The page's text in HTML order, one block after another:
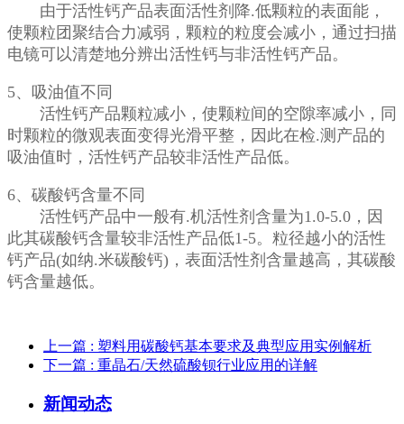
由于活性钙产品表面活性剂降.低颗粒的表面能，
使颗粒团聚结合力减弱，颗粒的粒度会减小，通过扫描
电镜可以清楚地分辨出活性钙与非活性钙产品。
5、吸油值不同
活性钙产品颗粒减小，使颗粒间的空隙率减小，同
时颗粒的微观表面变得光滑平整，因此在检.测产品的
吸油值时，活性钙产品较非活性产品低。
6、碳酸钙含量不同
活性钙产品中一般有.机活性剂含量为1.0-5.0，因
此其碳酸钙含量较非活性产品低1-5。粒径越小的活性
钙产品(如纳.米碳酸钙)，表面活性剂含量越高，其碳酸
钙含量越低。
上一篇 : 塑料用碳酸钙基本要求及典型应用实例解析
下一篇 : 重晶石/天然硫酸钡行业应用的详解
新闻动态